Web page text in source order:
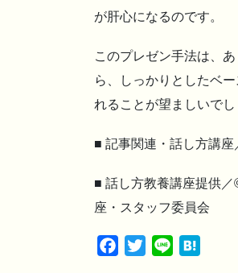
が肝心になるのです。
このプレゼン手法は、
ら、しっかりとしたベ
れることが望ましいでし
■ 記事関連・話し方講座
■ 話し方教養講座提供
座・スタッフ委員会